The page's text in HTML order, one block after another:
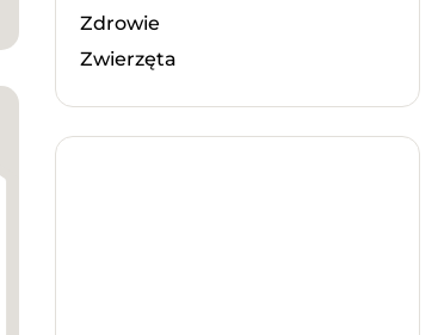
Zdrowie
Zwierzęta